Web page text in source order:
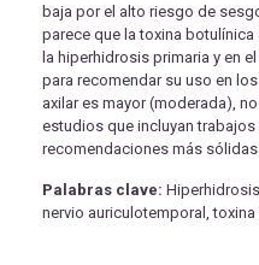
baja por el alto riesgo de
parece que la toxina
la hiperhidrosis primaria y en
para recomendar su uso en
axilar es mayor (moderada),
estudios que incluyan
recomendaciones más sólidas.
Palabras clave:
nervio auriculotemporal,